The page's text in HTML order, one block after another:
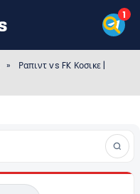
»
Ραπιντ vs FK Κοσικε |